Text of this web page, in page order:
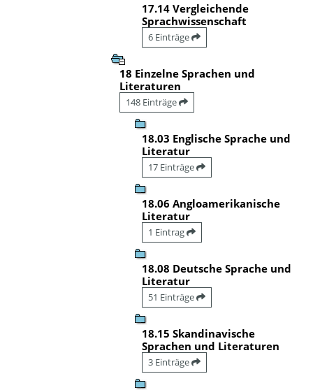
17.14 Vergleichende
Sprachwissenschaft
6 Einträge
18 Einzelne Sprachen und
Literaturen
148 Einträge
18.03 Englische Sprache und
Literatur
17 Einträge
18.06 Angloamerikanische
Literatur
1 Eintrag
18.08 Deutsche Sprache und
Literatur
51 Einträge
18.15 Skandinavische
Sprachen und Literaturen
3 Einträge